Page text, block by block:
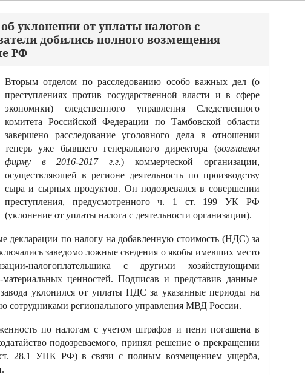
уклонении от уплаты налогов с
добились полного возмещения
РФ
Вторым отделом по расследованию особо важных дел (о
преступлениях против государственной власти и в сфере
экономики) следственного управления Следственного
комитета Российской Федерации по Тамбовской области
завершено расследование уголовного дела в отношении
теперь уже бывшего генерального директора (возглавлял
фирму в 2016-2017 г.г.) коммерческой организации,
осуществляющей в регионе деятельность по производству
сыра и сырных продуктов. Он подозревался в совершении
преступления, предусмотренного ч. 1 ст. 199 УК РФ
(уклонение от уплаты налога с деятельности организации).
декларации по налогу на добавленную стоимость (НДС) за
заведомо ложные сведения о якобы имевших место
налогоплательщика с другими хозяйствующими
ценностей. Подписав и представив данные
уклонился от уплаты НДС за указанные периоды на
сотрудниками регионального управления МВД России.
по налогам с учетом штрафов и пени погашена в
подозреваемого, принял решение о прекращении
28.1 УПК РФ) в связи с полным возмещением ущерба,